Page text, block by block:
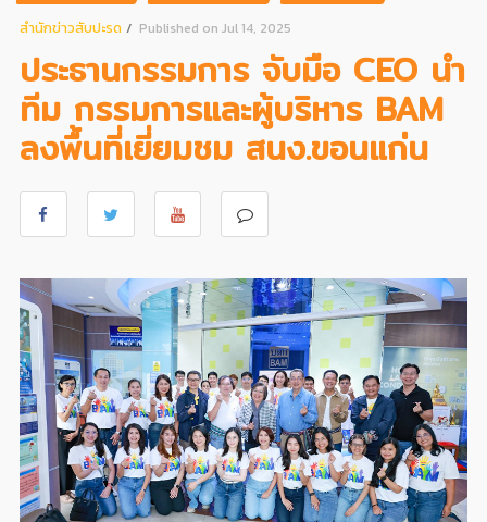
สํานักข่าวสับปะรด
Published on Jul 14, 2025
ประธานกรรมการ จับมือ CEO นำ
ทีม กรรมการและผู้บริหาร BAM
ลงพื้นที่เยี่ยมชม สนง.ขอนแก่น